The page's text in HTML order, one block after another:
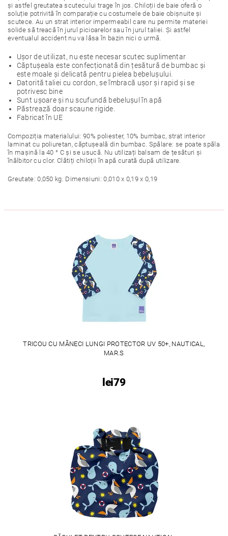
și astfel greutatea scutecului trage în jos. Chiloții de baie oferă o
soluție potrivită în comparație cu costumele de baie obișnuite și
scutece. Au un strat interior impermeabil care nu permite materiei
solide să treacă în jurul picioarelor sau în jurul taliei. Și astfel
eventualul accident nu va lăsa în bazin nici o urmă.
Ușor de utilizat, nu este necesar scutec suplimentar
Căptușeala este confecționată din țesătură de bumbac și
este moale și delicată pentru pielea bebelușului.
Datorită taliei cu cordon, se îmbracă ușor și rapid și se
potrivesc bine
Sunt ușoare și nu scufundă bebelușul în apă
Păstrează doar scaune rigide.
Fabricat în UE
Compoziția materialului: 90% poliester, 10% bumbac, strat interior
laminat cu poliuretan, căptușeală din bumbac. Spălare: se poate spăla
în mașină la 40 ° C și se usucă. Nu utilizați balsam de țesături și
înălbitor cu clor. Clătiți chiloții în apă curată după utilizare.
Greutate: 0,050 kg. Dimensiuni: 0,010 x 0,19 x 0,19
TRICOU CU MÂNECI LUNGI PROTECTOR UV 50+, NAUTICAL,
MAR.S
lei79